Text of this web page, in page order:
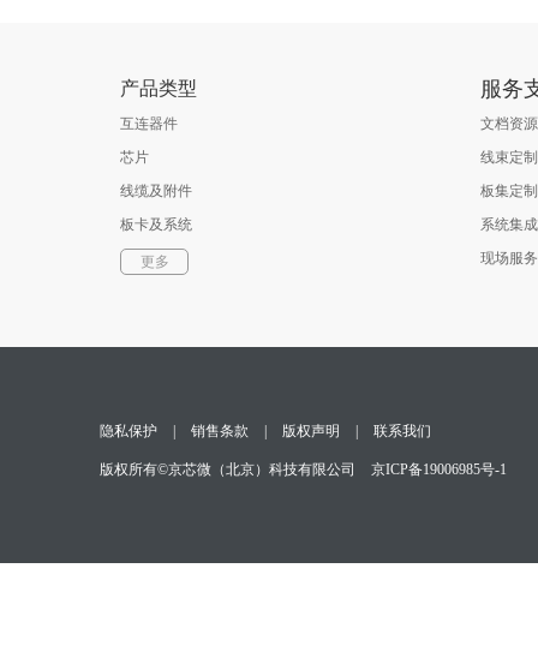
产品类型
互连器件
芯片
线缆及附件
板卡及系统
软件更多
服务
文档资源
线束定制
板集定制
系统集成
现场服务
隐私保护 销售条款 版权声明 联系我们
版权所有©京芯微（北京）科技有限公司 京ICP备19006985号-1